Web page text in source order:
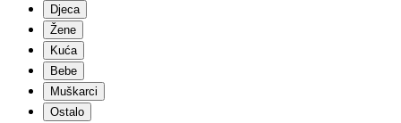
Djeca
Žene
Kuća
Bebe
Muškarci
Ostalo